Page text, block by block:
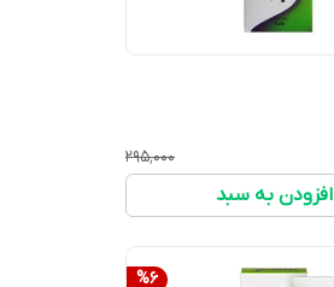
۲۹۵٬۰۰۰
افزودن به سبد
%6